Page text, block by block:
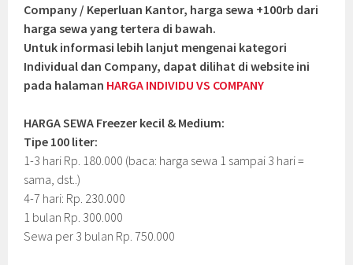
Company / Keperluan Kantor, harga sewa +100rb dari
harga sewa yang tertera di bawah.
Untuk informasi lebih lanjut mengenai kategori
Individual dan Company, dapat dilihat di website ini
pada halaman HARGA INDIVIDU VS COMPANY
HARGA SEWA Freezer kecil & Medium:
Tipe 100 liter:
1-3 hari Rp. 180.000 (baca: harga sewa 1 sampai 3 hari =
sama, dst..)
4-7 hari: Rp. 230.000
1 bulan Rp. 300.000
Sewa per 3 bulan Rp. 750.000